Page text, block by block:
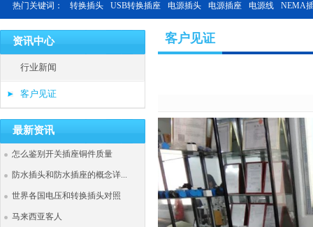
热门关键词： 转换插头 USB转换插座 电源插头 电源插座 电源线 NEMA
资讯中心
行业新闻
客户见证
最新资讯
怎么鉴别开关插座铜件质量
防水插头和防水插座的概念详...
世界各国电压和转换插头对照
马来西亚客人
客户见证